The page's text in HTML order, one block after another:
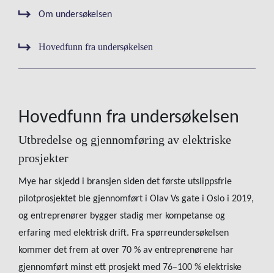
Om undersøkelsen
Hovedfunn fra undersøkelsen
Hovedfunn fra undersøkelsen
Utbredelse og gjennomføring av elektriske
prosjekter
Mye har skjedd i bransjen siden det første utslippsfrie
pilotprosjektet ble gjennomført i Olav Vs gate i Oslo i 2019,
og entreprenører bygger stadig mer kompetanse og
erfaring med elektrisk drift. Fra spørreundersøkelsen
kommer det frem at over 70 % av entreprenørene har
gjennomført minst ett prosjekt med 76–100 % elektriske